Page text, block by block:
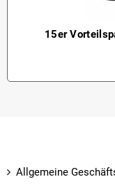
15er
Allgemeine